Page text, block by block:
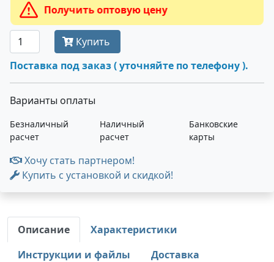
Получить оптовую цену
Купить
Поставка под заказ ( уточняйте по телефону ).
Варианты оплаты
Безналичный
расчет
Наличный
расчет
Банковские
карты
Хочу стать партнером!
Купить с установкой и скидкой!
Описание
Характеристики
Инструкции и файлы
Доставка